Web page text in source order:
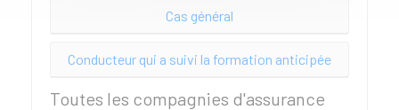
Cas général
Conducteur qui a suivi la formation anticipée
Toutes les compagnies d'assurance